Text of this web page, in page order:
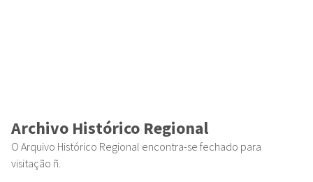
Archivo Histórico Regional
O Arquivo Histórico Regional encontra-se fechado para
visitação ñ.